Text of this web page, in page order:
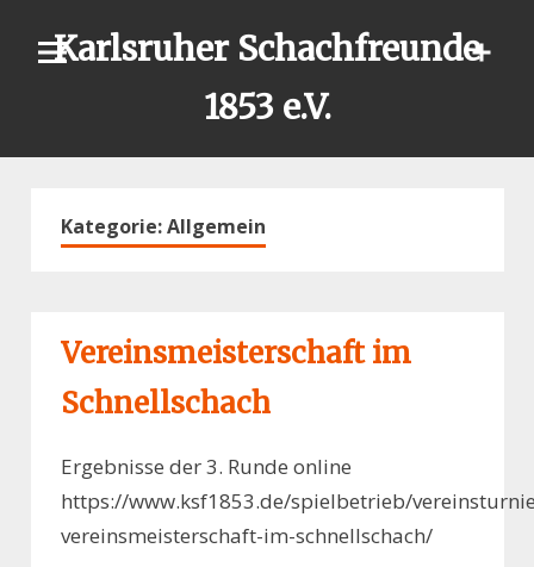
Karlsruher Schachfreunde
1853 e.V.
Kategorie:Allgemein
Vereinsmeisterschaft im
Schnellschach
Ergebnisse der 3. Runde online
https://www.ksf1853.de/spielbetrieb/
vereinsmeisterschaft-im-schnellschach/